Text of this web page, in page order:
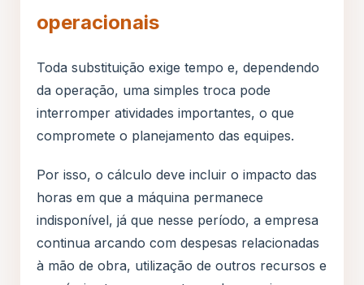
operacionais
Toda substituição exige tempo e, dependendo
da operação, uma simples troca pode
interromper atividades importantes, o que
compromete o planejamento das equipes.
Por isso, o cálculo deve incluir o impacto das
horas em que a máquina permanece
indisponível, já que nesse período, a empresa
continua arcando com despesas relacionadas
à mão de obra, utilização de outros recursos e